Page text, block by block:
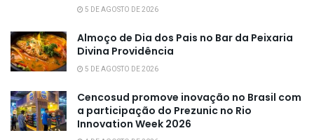
5 DE AGOSTO DE 2026
Almoço de Dia dos Pais no Bar da Peixaria
Divina Providência
5 DE AGOSTO DE 2026
Cencosud promove inovação no Brasil com
a participação do Prezunic no Rio
Innovation Week 2026